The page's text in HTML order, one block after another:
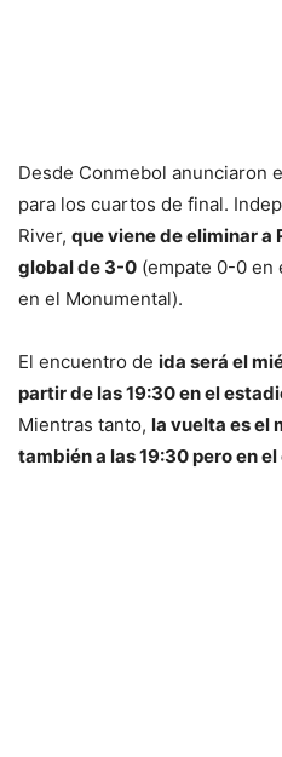
Desde Conmebol anunciaron
para los cuartos de final.
River, que viene de eliminar a
global de 3-0 (empate 0-0
en el Monumental).
El encuentro de ida será el
partir de las 19:30 en el
Mientras tanto, la vuelta es el
también a las 19:30 pero en